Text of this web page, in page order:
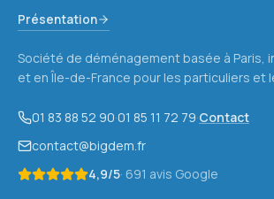
Présentation
Société de déménagement basée à Paris,
et en Île-de-France pour les particuliers et
01 83 88 52 90·01 85 11 72 79·Contact
contact@bigdem.fr
4,9/5· 691 avis Google